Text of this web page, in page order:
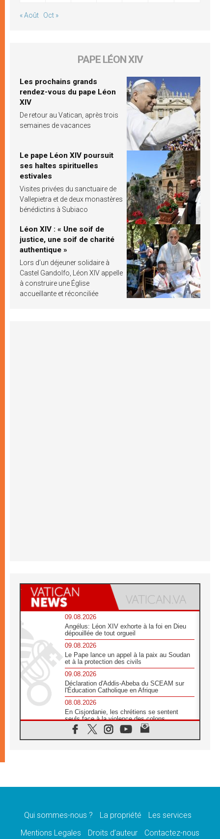
« Août Oct »
PAPE LÉON XIV
Les prochains grands
rendez-vous du pape Léon
XIV
De retour au Vatican, après trois
semaines de vacances
Le pape Léon XIV poursuit
ses haltes spirituelles
estivales
Visites privées du sanctuaire de
Vallepietra et de deux monastères
bénédictins à Subiaco
Léon XIV : « Une soif de
justice, une soif de charité
authentique »
Lors d’un déjeuner solidaire à
Castel Gandolfo, Léon XIV appelle
à construire une Église
accueillante et réconciliée
09.08.2026
Angélus: Léon XIV exhorte à la foi en Dieu
dépouillée de tout orgueil
09.08.2026
Le Pape lance un appel à la paix au Soudan
et à la protection des civils
09.08.2026
Déclaration d'Addis-Abeba du SCEAM sur
l'Éducation Catholique en Afrique
08.08.2026
En Cisjordanie, les chrétiens se sentent
seuls face à la violence des colons
08.08.2026
Léon XIV au sanctuaire de Notre Dame du
08.08.2026
08.08.2026
catholiques
Qui sommes-nous ? La propriété
Les services
Mentions Legales
Droits d’auteur Contactez-nous